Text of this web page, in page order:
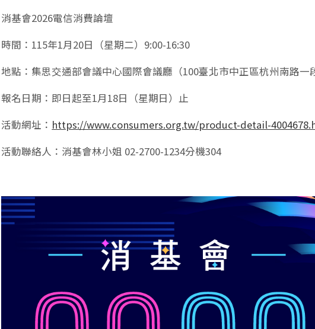
消基會2026電信消費論壇
時間：115年1月20日（星期二）9:00-16:30
地點：集思交通部會議中心國際會議廳（100臺北市中正區杭州南路一
報名日期：即日起至1月18日（星期日）止
活動網址： https://www.consumers.org.tw/product-detail-
活動聯絡人：消基會林小姐 02-2700-1234分機304